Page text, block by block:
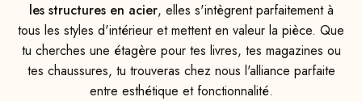
les structures en acier, elles s'intègrent parfaitement à
tous les styles d'intérieur et mettent en valeur la pièce. Que
tu cherches une étagère pour tes livres, tes magazines ou
tes chaussures, tu trouveras chez nous l'alliance parfaite
entre esthétique et fonctionnalité.